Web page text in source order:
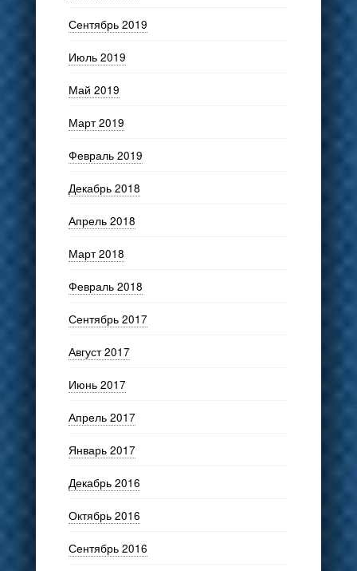
Сентябрь 2019
Июль 2019
Май 2019
Март 2019
Февраль 2019
Декабрь 2018
Апрель 2018
Март 2018
Февраль 2018
Сентябрь 2017
Август 2017
Июнь 2017
Апрель 2017
Январь 2017
Декабрь 2016
Октябрь 2016
Сентябрь 2016